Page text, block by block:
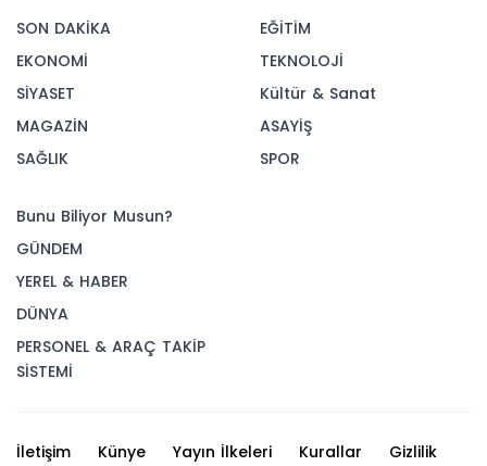
SON DAKİKA
EKONOMİ
SİYASET
MAGAZİN
SAĞLIK
EĞİTİM
TEKNOLOJİ
Kültür & Sanat
ASAYİŞ
SPOR
Bunu Biliyor Musun?
GÜNDEM
YEREL & HABER
DÜNYA
PERSONEL & ARAÇ TAKİP
SİSTEMİ
İletişim Künye Yayın İlkeleri Kurallar Gizlilik